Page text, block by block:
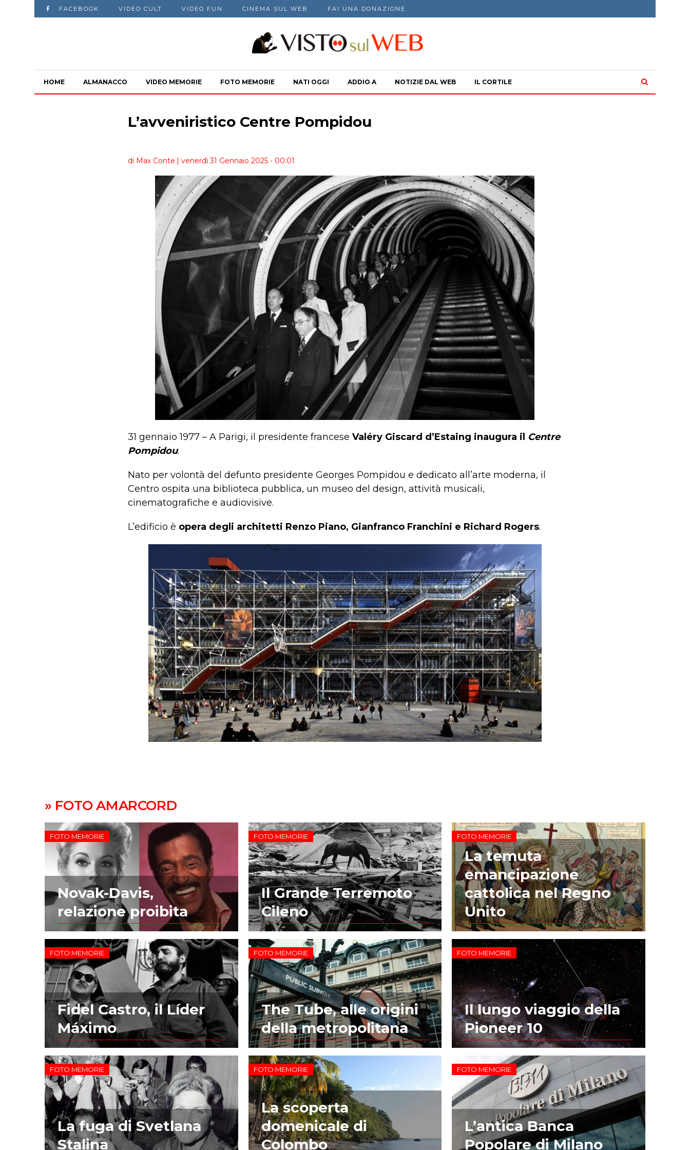
FACEBOOK VIDEO CULT VIDEO FUN CINEMA SUL WEB FAI UNA DONAZIONE
HOME ALMANACCO VIDEO MEMORIE FOTO MEMORIE NATI OGGI ADDIO A NOTIZIE DAL WEB IL CORTILE
L’avveniristico Centre Pompidou
di Max Conte | venerdì 31 Gennaio 2025 - 00:01
31 gennaio 1977 – A Parigi, il presidente francese Valéry Giscard d’Estaing inaugura il Centre
Pompidou.
Nato per volontà del defunto presidente Georges Pompidou e dedicato all’arte moderna, il
Centro ospita una biblioteca pubblica, un museo del design, attività musicali,
cinematografiche e audiovisive.
L’edificio è opera degli architetti Renzo Piano, Gianfranco Franchini e Richard Rogers.
» FOTO AMARCORD
FOTO MEMORIE
Novak-Davis,
relazione proibita
FOTO MEMORIE
Il Grande Terremoto
Cileno
FOTO MEMORIE
La temuta
emancipazione
cattolica nel Regno
Unito
FOTO MEMORIE
Fidel Castro, il Líder
Máximo
FOTO MEMORIE
The Tube, alle origini
della metropolitana
FOTO MEMORIE
Il lungo viaggio della
Pioneer 10
FOTO MEMORIE
La fuga di Svetlana
Stalina
FOTO MEMORIE
La scoperta
domenicale di
Colombo
FOTO MEMORIE
L’antica Banca
Popolare di Milano